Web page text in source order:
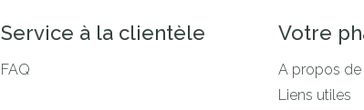
Service à la clientèle
FAQ
Votre
A propos de
Liens utiles